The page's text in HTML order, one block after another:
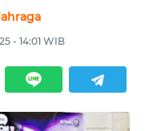
- 14:01 WIB